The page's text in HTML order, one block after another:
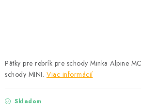
Pätky pre rebrík pre schody Minka Alpine
schody MINI. Viac informácií
Skladom